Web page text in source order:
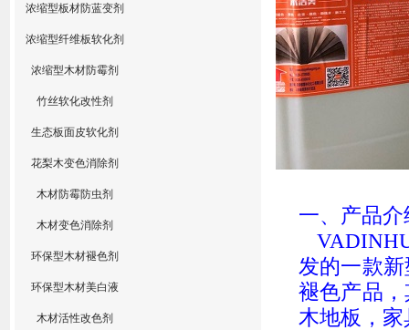
浓缩型板材防蓝变剂
浓缩型纤维板软化剂
浓缩型木材防霉剂
竹丝软化改性剂
生态板面皮软化剂
花梨木变色消除剂
木材防霉防虫剂
木材变色消除剂
环保型木材褪色剂
环保型木材美白液
木材活性改色剂
一、产品介
发的一款
褪色产品，
木地板，